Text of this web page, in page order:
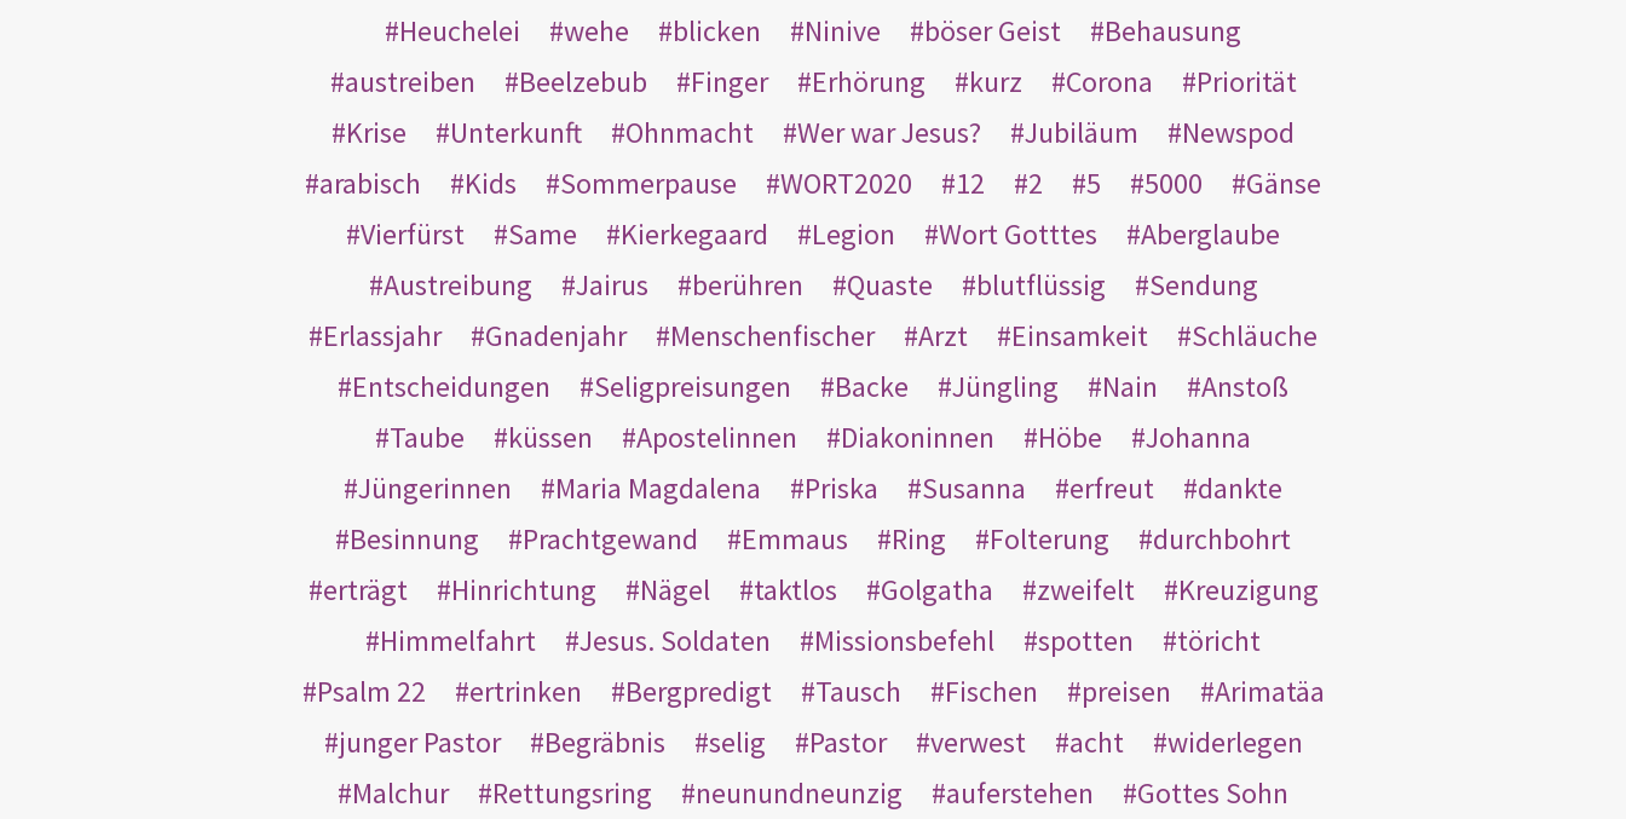
Heuchelei
wehe blicken Ninive böser Geist
Behausung
austreiben
Beelzebub Finger Erhörung kurz Corona
Priorität
Krise
Unterkunft Ohnmacht Wer war Jesus? Jubiläum
Newspod
arabisch
Kids Sommerpause WORT2020 12 2 5 5000
Gänse
Vierfürst
Same Kierkegaard Legion Wort Gotttes
Aberglaube
Austreibung
Jairus berühren Quaste blutflüssig
Sendung
Erlassjahr
Gnadenjahr Menschenfischer Arzt Einsamkeit
Schläuche
Entscheidungen
Seligpreisungen Backe Jüngling Nain
Anstoß
Taube
küssen Apostelinnen Diakoninnen Höbe
Johanna
Jüngerinnen
Maria Magdalena Priska Susanna erfreut
dankte
Besinnung
Prachtgewand Emmaus Ring Folterung
durchbohrt
erträgt
Hinrichtung Nägel taktlos Golgatha zweifelt
Kreuzigung
Himmelfahrt
Jesus. Soldaten Missionsbefehl spotten
töricht
Psalm 22
ertrinken Bergpredigt Tausch Fischen preisen
Arimatäa
junger Pastor
Begräbnis selig Pastor verwest acht
widerlegen
Malchur
Rettungsring neunundneunzig auferstehen Gottes Sohn